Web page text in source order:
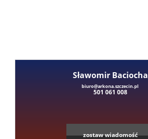
Sławomir Baciocha
biuro@arkona.szczecin.pl
501 061 008
zostaw wiadomość